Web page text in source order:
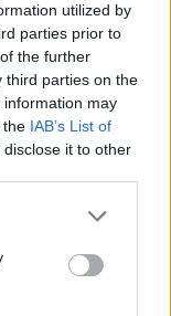
utilized by
parties prior to
the further
third parties on the
information may
the IAB’s List of
it to other
or more Google
You may click to
party tags to
in below Google
ar
iegūt